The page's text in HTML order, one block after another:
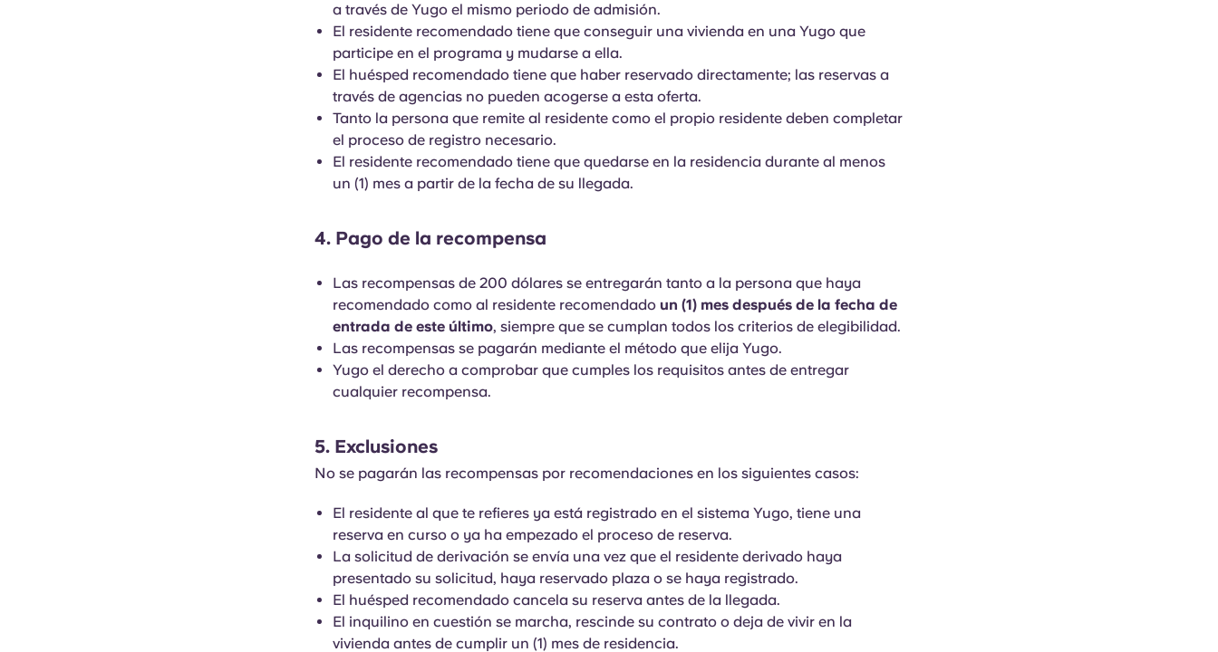
a través de Yugo el mismo periodo de admisión.
El residente recomendado tiene que conseguir una vivienda en una Yugo que
participe en el programa y mudarse a ella.
El huésped recomendado tiene que haber reservado directamente; las reservas a
través de agencias no pueden acogerse a esta oferta.
Tanto la persona que remite al residente como el propio residente deben completar
el proceso de registro necesario.
El residente recomendado tiene que quedarse en la residencia durante al menos
un (1) mes a partir de la fecha de su llegada.
4. Pago de la recompensa
Las recompensas de 200 dólares se entregarán tanto a la persona que haya
recomendado como al residente recomendado un (1) mes después de la fecha de
entrada de este último, siempre que se cumplan todos los criterios de elegibilidad.
Las recompensas se pagarán mediante el método que elija Yugo.
Yugo el derecho a comprobar que cumples los requisitos antes de entregar
cualquier recompensa.
5. Exclusiones
No se pagarán las recompensas por recomendaciones en los siguientes casos:
El residente al que te refieres ya está registrado en el sistema Yugo, tiene una
reserva en curso o ya ha empezado el proceso de reserva.
La solicitud de derivación se envía una vez que el residente derivado haya
presentado su solicitud, haya reservado plaza o se haya registrado.
El huésped recomendado cancela su reserva antes de la llegada.
El inquilino en cuestión se marcha, rescinde su contrato o deja de vivir en la
vivienda antes de cumplir un (1) mes de residencia.